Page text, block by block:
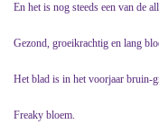
En het is nog steeds een van de
Gezond, groeikrachtig en lang
Het blad is in het voorjaar bruin-
Freaky bloem.